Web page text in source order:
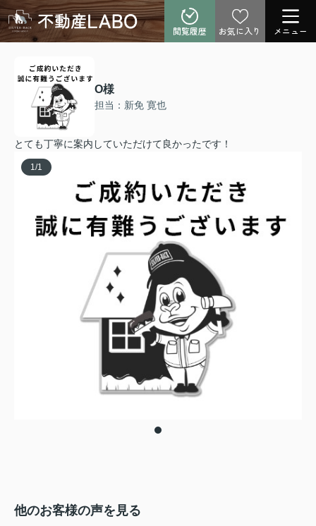
閲覧履歴 お気に入り メニュー
O様
担当：新免 寛也
とても丁寧に案内していただけて良かったです！
1 /1
他のお客様の声を見る